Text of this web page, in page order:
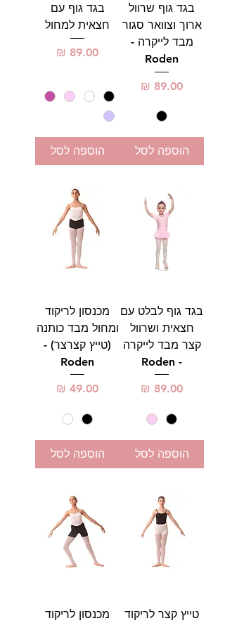
בגד גוף שרוול
ארוך וצוואר סגור
מבד לייקרה -
Roden
מחיר
הוספה לסל
בגד גוף עם
חצאית למחול
מחיר
הוספה לסל
בגד גוף לבלט עם
חצאית ושרוול
קצר מבד לייקרה
- Roden
מחיר
הוספה לסל
מכנסון לריקוד
ומחול מבד כותנה
(טייץ קצרצר) -
Roden
מחיר
הוספה לסל
טייץ קצר לריקוד
מכנסון לריקוד